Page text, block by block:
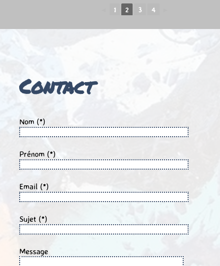
1 2 3 4
Contact
Nom (*)
Prénom (*)
Email (*)
Sujet (*)
Message